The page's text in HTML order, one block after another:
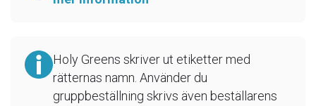
Holy Greens skriver ut etiketter med
rätternas namn. Använder du
gruppbeställning skrivs även beställarens